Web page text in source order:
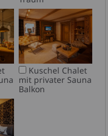
Kuschel Chalet
mit privater Sauna
Balkon